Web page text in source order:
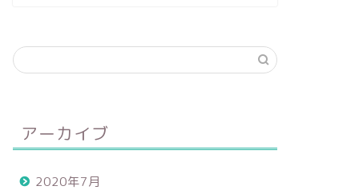
アーカイブ
2020年7月